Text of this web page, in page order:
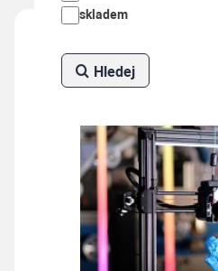
skladem
Hledej